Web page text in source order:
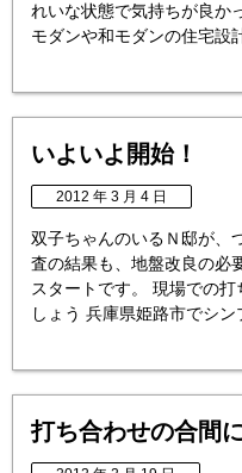
れいな状態で気持ちが良か
モダンや和モダンの住宅
いよいよ開始！
2012 年 3 月 4 日
双子ちゃんのいるＮ邸が、
査の結果も、地盤改良の必
スタートです。 現場での
しょう 兵庫県姫路市でシ
打ち合わせの合間